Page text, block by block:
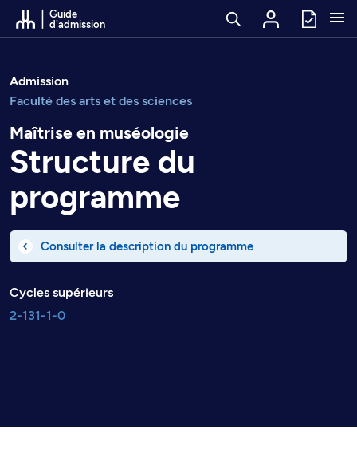
Passer au contenu
Guide
d'admission
Admission
Faculté des arts et des sciences
Maîtrise en muséologie
Structure du
programme
Consulter la description du programme
Cycles supérieurs
2-131-1-0